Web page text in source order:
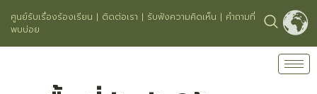
ศูนย์รับเรื่องร้องเรียน | ติดต่อเรา | รับฟังความคิดเห็น | คำถามที่
พบบ่อย